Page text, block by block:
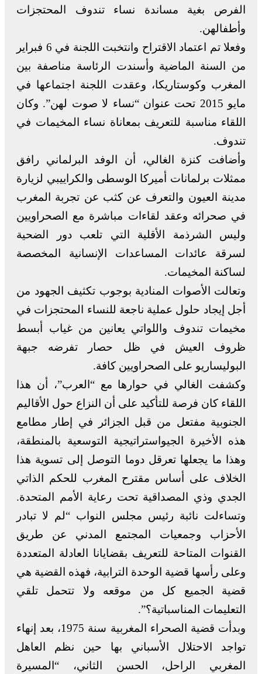
الفرص بغية مساندة نساء تندوف المحتجزات
وأطفالهن.
وفعلا تم اعتماد الاقتراح وانتخبت اللجنة في 6 فبراير
من السنة الماضية وأسندت الرئاسة مناصفة بين
المغرب وكوستاريكا، وعقدت اللجنة اجتماعها في
مايو 2015 تحت عنوان “نساء لا صوت لهن”. وكان
اللقاء مناسبة للتعريف بمعاناة نساء المخيمات في
تندوف.
وأضافت كنزة الغالي، أن الوفد البرلماني رافق
ممثلات برلمانات أميركا الوسطى والكراييبي لزيارة
مدينة العيون والتعرف عن كثب عن تجربة المغرب
في صحرائه وعقد لقاءات مباشرة مع الصحراويين
وليس الشرذمة الأقلية التي تلعب دور الضحية
لسرقة عائدات المساعدات الإنسانية المخصصة
لساكنة المخيمات.
وتعالت الأصوات المنادية بوجوب تكثيف الجهود من
أجل إيجاد حلول عملية ناجعة للنساء المحتجزات في
مخيمات تندوف واللواتي يعانين من غياب أبسط
ظروف العيش في ظل حصار تفرضه جبهة
البوليساريو على الصحراويين كافة.
وكشفت الغالي في حوارها مع “العرب”، أن هذا
اللقاء كان فرصة للتأكيد على أن النزاع حول الأقاليم
الجنوبية مفتعل من قبل الجزائر في إطار مطامع
هذه الأخيرة الجيواستراتيجية التوسعية بالمنطقة،
وهذا ما يجعلها تعرقل دوما التوصل إلى تسوية هذا
الخلاف على أساس مقترح المغرب للحكم الذاتي
الجدي وذي المصداقية تحت رعاية الأمم المتحدة.
وتساءلت نائبة رئيس مجلس النواب “لم لا تبادر
الأحزاب وجمعيات المجتمع المدني عن طريق
القنوات المتاحة للتعريف بقضايانا العادلة المتعددة
وعلى رأسها قضية الوحدة الترابية، فهذه القضية هي
قضية الجميع كل من موقعه ولا تتحمل تلقي
التعليمات المناسباتية؟”.
وبدأت قضية الصحراء المغربية سنة 1975، بعد إنهاء
تواجد الاحتلال الأسباني بها حين نظم العاهل
المغربي الراحل، الحسن الثاني، “المسيرة